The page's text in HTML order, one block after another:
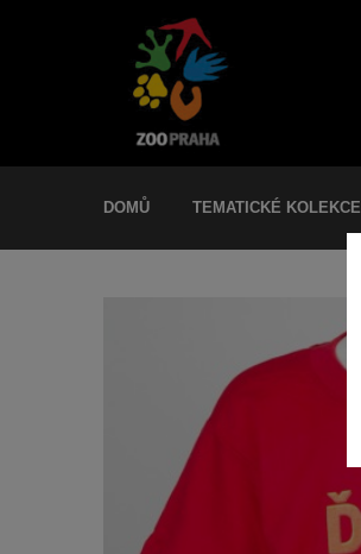
DOMŮ TEMATICKÉ KOLEKCE